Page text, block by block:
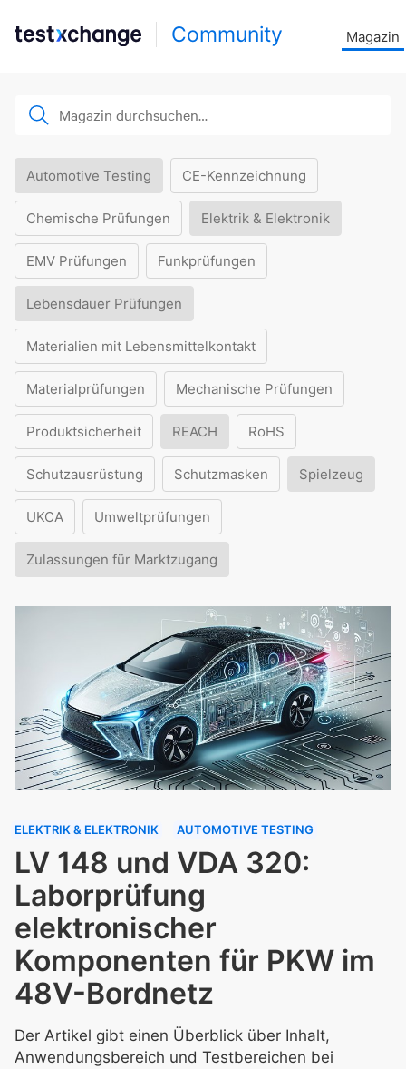
Community Magazin
Automotive Testing CE-Kennzeichnung
Chemische Prüfungen Elektrik & Elektronik
EMV Prüfungen Funkprüfungen
Lebensdauer Prüfungen
Materialien mit Lebensmittelkontakt
Materialprüfungen Mechanische Prüfungen
Produktsicherheit REACH RoHS
Schutzausrüstung Schutzmasken Spielzeug
UKCA Umweltprüfungen
Zulassungen für Marktzugang
ELEKTRIK & ELEKTRONIK AUTOMOTIVE TESTING
LV 148 und VDA 320:
Laborprüfung
elektronischer
Komponenten für PKW im
48V-Bordnetz
Der Artikel gibt einen Überblick über Inhalt,
Anwendungsbereich und Testbereichen bei